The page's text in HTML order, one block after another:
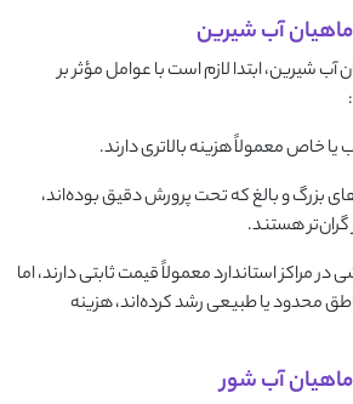
آب شیرین
شیرین، ابتدا لازم است با عوامل مؤثر بر
خاص معمولاً هزینه بالاتری دارند.
بزرگ و بالغ که تحت پرورش دقیق بوده‌اند،
هستند.
در مراکز استاندارد معمولاً قیمت ثابتی دارند، اما
محدود یا طبیعی رشد کرده‌اند، هزینه
آب شور